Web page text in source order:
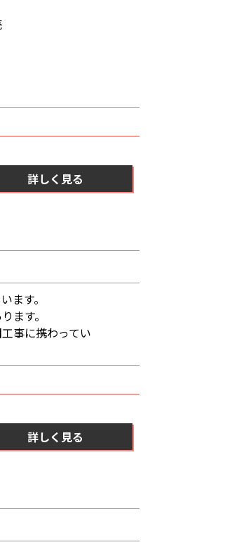
詳しく見る
ます。
ます。
事に携わってい
詳しく見る